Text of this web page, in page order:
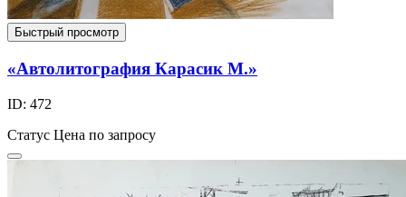
Быстрый просмотр
«Автолитография Карасик М.»
ID: 472
Статус Цена по запросу